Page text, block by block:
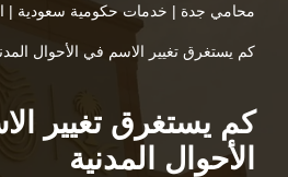
محامي جدة | خدمات حكومية سعودية |
كم يستغرق تغيير الاسم في الأحوال
كم يستغرق تغيير
الأحوال المدنية